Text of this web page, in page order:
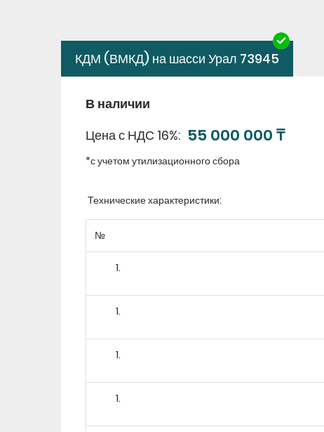
КДМ (ВМКД) на шасси Урал 73945
В наличии
Цена с НДС 16%
55 000 000 ₸
*с учетом утилизационного сбора
Технические характеристики:
№